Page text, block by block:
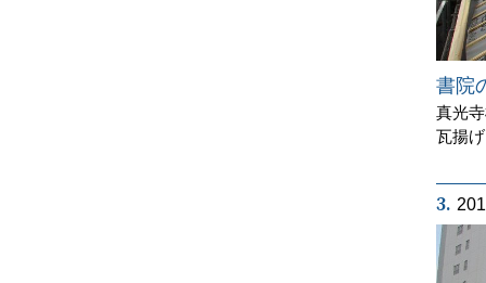
書院
真光
瓦揚
3.